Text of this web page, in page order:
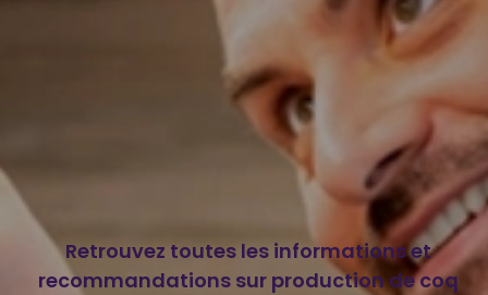
Retrouvez toutes les informations et
recommandations sur production de coq